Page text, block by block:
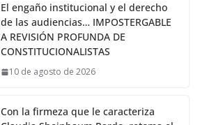
El engaño institucional y el derecho
de las audiencias… IMPOSTERGABLE
A REVISIÓN PROFUNDA DE
CONSTITUCIONALISTAS
10 de agosto de 2026
Con la firmeza que le caracteriza